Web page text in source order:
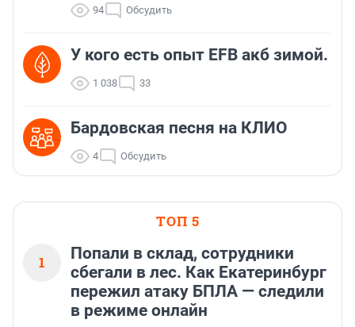
94 Обсудить
У кого есть опыт EFB акб зимой.
1 038 33
Бардовская песня на КЛИО
4 Обсудить
ТОП 5
1
Попали в склад, сотрудники
сбегали в лес. Как Екатеринбург
пережил атаку БПЛА — следили
в режиме онлайн